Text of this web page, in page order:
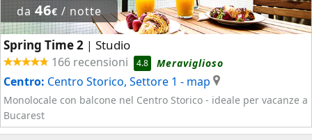
da 46€ / notte
Spring Time 2 | Studio
166 recensioni 4.8 Meraviglioso
Centro: Centro Storico, Settore 1 - map
Monolocale con balcone nel Centro Storico - ideale per vacanze a
Bucarest